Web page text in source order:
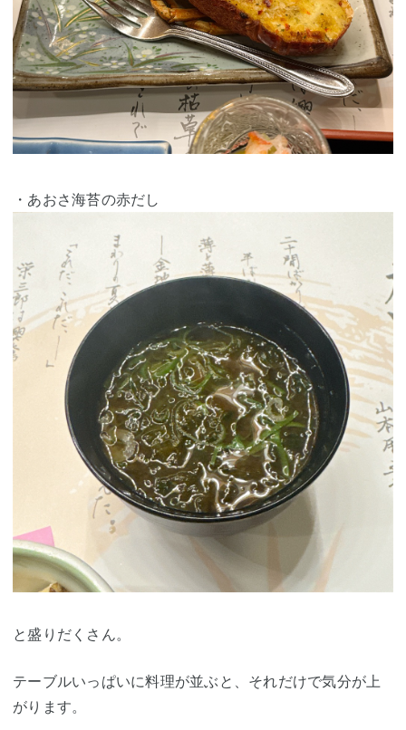
・あおさ海苔の赤だし
と盛りだくさん。
テーブルいっぱいに料理が並ぶと、それだけで気分が上
がります。